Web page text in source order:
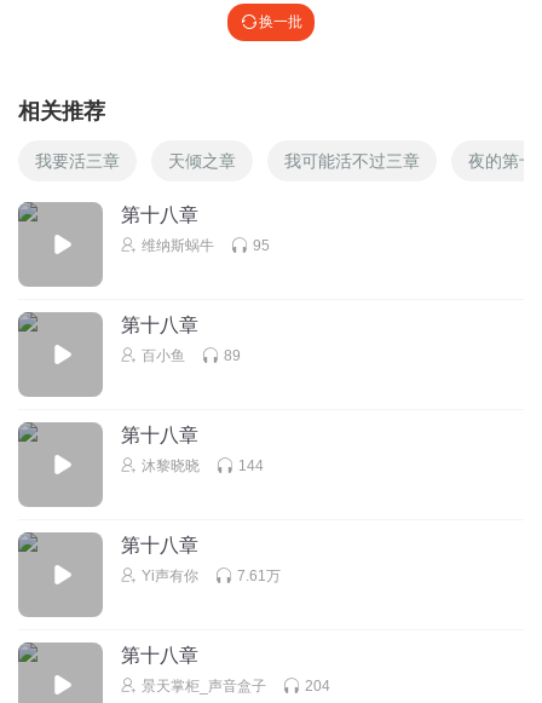
换一批
相关推荐
我要活三章 天倾之章 我可能活不过三章 夜的第十
第十八章
维纳斯蜗牛 95
第十八章
百小鱼 89
第十八章
沐黎晓晓 144
第十八章
Yi声有你 7.61万
第十八章
景天掌柜_声音盒子 204